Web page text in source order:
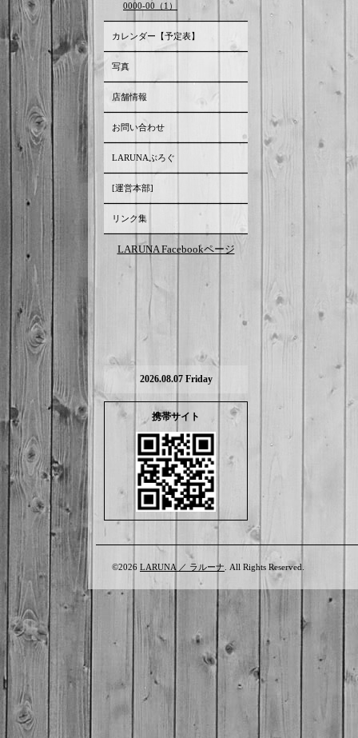
0000-00（1）
カレンダー【予定表】
写真
店舗情報
お問い合わせ
LARUNAぶろぐ
[運営本部]
リンク集
LARUNA Facebookページ
2026.08.07 Friday
携帯サイト
©2026 LARUNA ／ ラルーナ . All Rights Reserved.